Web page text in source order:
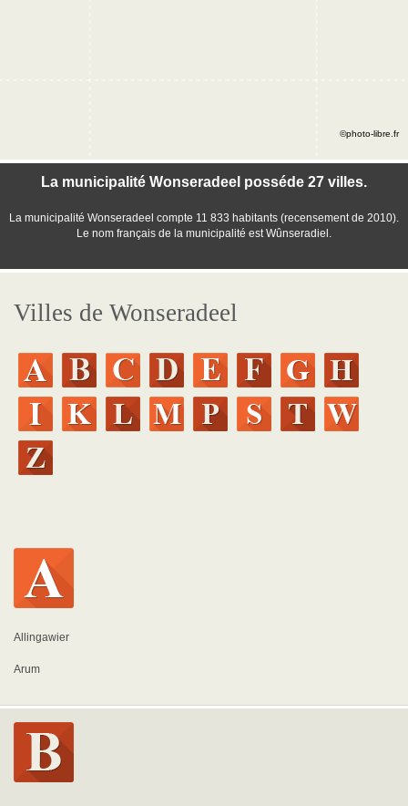
La municipalité Wonseradeel posséde 27 villes.
La municipalité Wonseradeel compte 11 833 habitants (recensement de 2010).
Le nom français de la municipalité est Wûnseradiel.
©photo-libre.fr
Villes de Wonseradeel
Allingawier
Arum